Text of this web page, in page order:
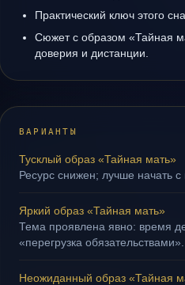
Практический ключ этого
Сюжет с образом «Тайная
доверия и дистанции.
ВАРИАНТЫ
Тусклый образ «Тайная мать»
Ресурс снижен; лучше начать с
Яркий образ «Тайная мать»
Тема проявлена явно: время
«перегрузка обязательствами».
Неожиданный образ «Тайная